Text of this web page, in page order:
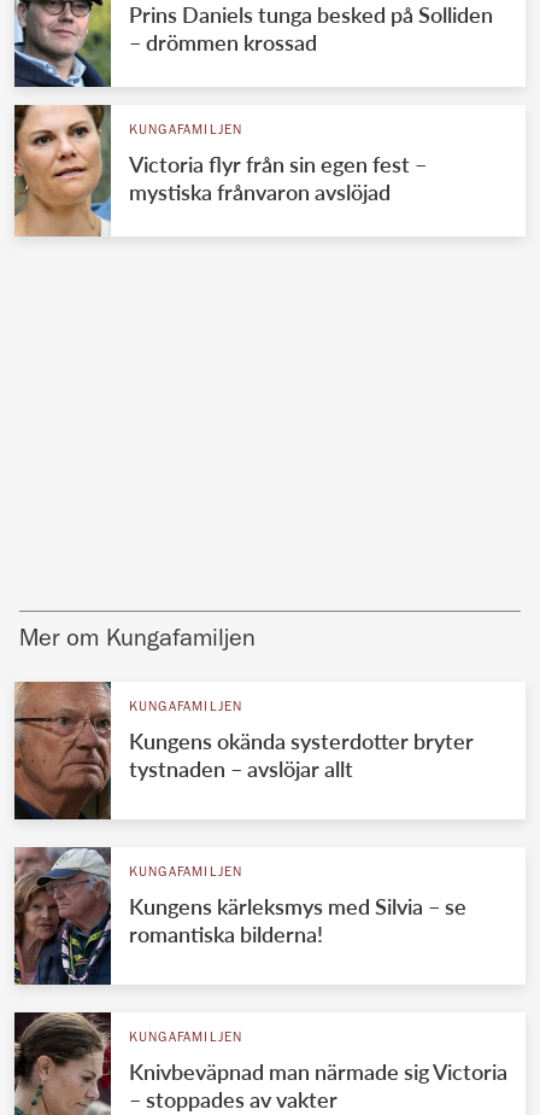
Prins Daniels tunga besked på Solliden
– drömmen krossad
KUNGAFAMILJEN
Victoria flyr från sin egen fest –
mystiska frånvaron avslöjad
Mer om Kungafamiljen
KUNGAFAMILJEN
Kungens okända systerdotter bryter
tystnaden – avslöjar allt
KUNGAFAMILJEN
Kungens kärleksmys med Silvia – se
romantiska bilderna!
KUNGAFAMILJEN
Knivbeväpnad man närmade sig Victoria
– stoppades av vakter